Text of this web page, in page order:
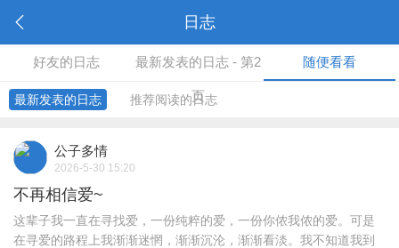
日志
好友的日志 最新发表的日志 - 第2
页
随便看看
最新发表的日志 推荐阅读的日志
公子多情
2026-5-30 15:20
不再相信爱~
这辈子我一直在寻找爱，一份纯粹的爱，一份你侬我侬的爱。可是
在寻爱的路程上我渐渐迷惘，渐渐沉沦，渐渐看淡。我不知道我到